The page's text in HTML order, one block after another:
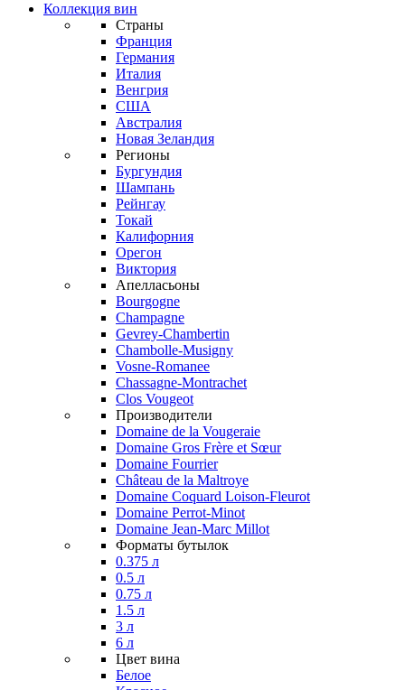
Коллекция вин
Страны
Франция
Германия
Италия
Венгрия
США
Австралия
Новая Зеландия
Регионы
Бургундия
Шампань
Рейнгау
Токай
Калифорния
Орегон
Виктория
Апелласьоны
Bourgogne
Champagne
Gevrey-Chambertin
Chambolle-Musigny
Vosne-Romanee
Chassagne-Montrachet
Clos Vougeot
Производители
Domaine de la Vougeraie
Domaine Gros Frère et Sœur
Domaine Fourrier
Château de la Maltroye
Domaine Coquard Loison-Fleurot
Domaine Perrot-Minot
Domaine Jean-Marc Millot
Форматы бутылок
0.375 л
0.5 л
0.75 л
1.5 л
3 л
6 л
Цвет вина
Белое